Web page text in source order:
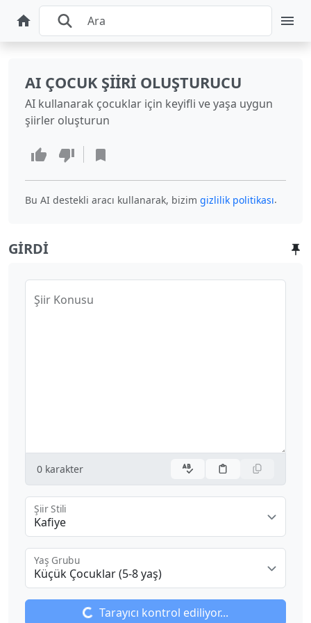
AI ÇOCUK ŞIIRI OLUŞTURUCU
AI kullanarak çocuklar için keyifli ve yaşa uygun
şiirler oluşturun
Bu AI destekli aracı kullanarak, bizim gizlilik politikası.
GIRDI
Şiir Konusu
0 karakter
Kafiye
Şiir Stili
Küçük Çocuklar (5-8 yaş)
Yaş Grubu
Tarayıcı kontrol ediliyor...